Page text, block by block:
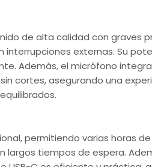
de alta calidad con graves
interrupciones externas. Su
Además, el micrófono
cortes, asegurando una
permitiendo varias horas
largos tiempos de espera.